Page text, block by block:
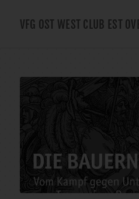
VFG OST WEST CLUB EST